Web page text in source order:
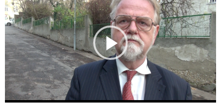
Play
Video